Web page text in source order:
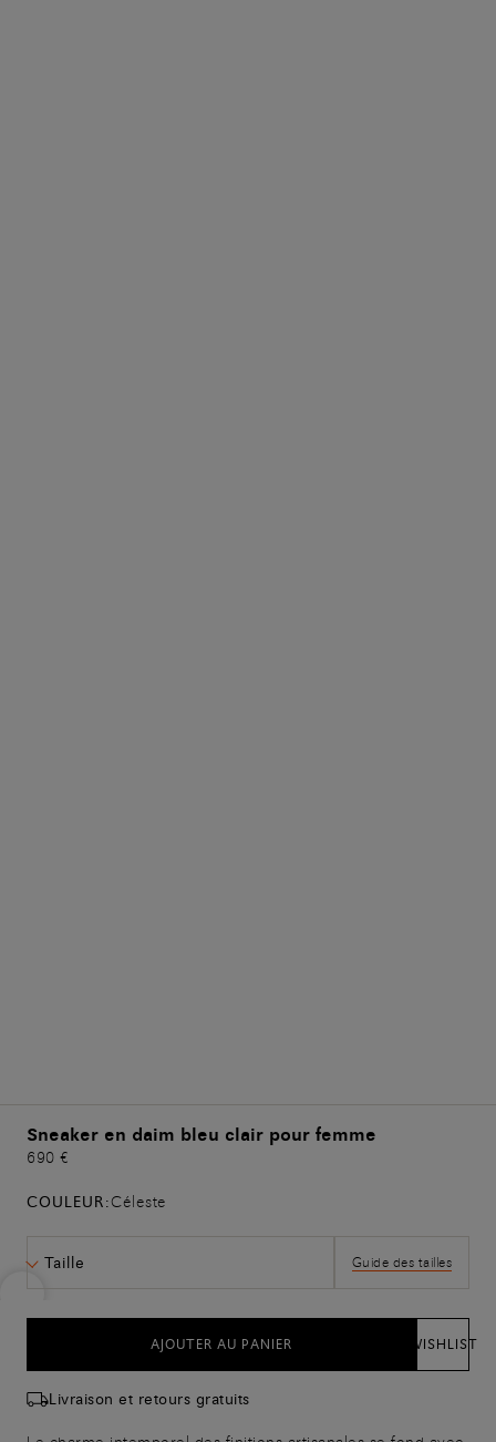
Sneaker en daim bleu clair pour femme
690 €
COULEUR:Céleste
Taille Guide des tailles
AJOUTER AU PANIER WISHLIST
Livraison et retours gratuits